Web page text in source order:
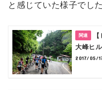
と感じていた様子でした
大峰ヒ
2017/05/